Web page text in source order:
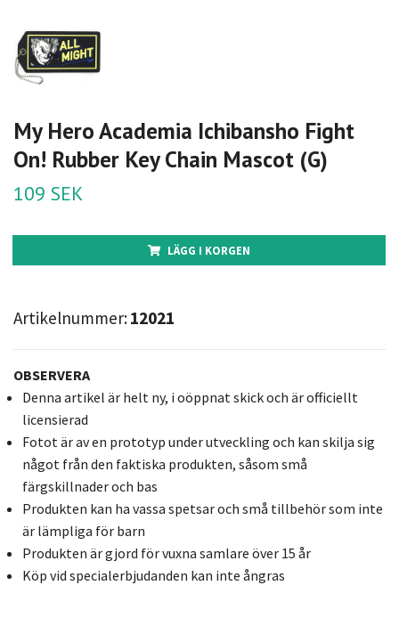
My Hero Academia Ichibansho Fight
On! Rubber Key Chain Mascot (G)
109 SEK
LÄGG I KORGEN
Artikelnummer:12021
OBSERVERA
Denna artikel är helt ny, i oöppnat skick och är officiellt
licensierad
Fotot är av en prototyp under utveckling och kan skilja sig
något från den faktiska produkten, såsom små
färgskillnader och bas
Produkten kan ha vassa spetsar och små tillbehör som inte
är lämpliga för barn
Produkten är gjord för vuxna samlare över 15 år
Köp vid specialerbjudanden kan inte ångras